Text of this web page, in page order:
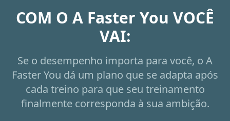
COM O A Faster You VOCÊ
VAI:
Se o desempenho importa para você, o A
Faster You dá um plano que se adapta após
cada treino para que seu treinamento
finalmente corresponda à sua ambição.